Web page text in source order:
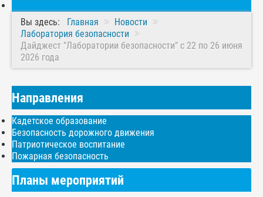
Вы здесь: Главная
Новости
Лаборатория безопасности
Дайджест "Лаборатории безопасности" с 22 по 26 июня
2026 года
Направления
Кадетское образование
Безопасность дорожного движения
Патриотическое воспитание
Пожарная безопасность
Планы мероприятий